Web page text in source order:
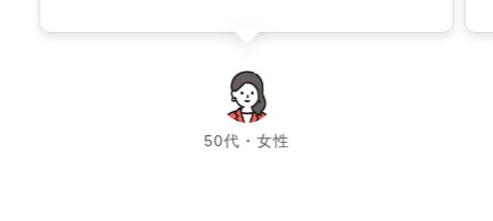
50代・女性
chevron_left chevron_right